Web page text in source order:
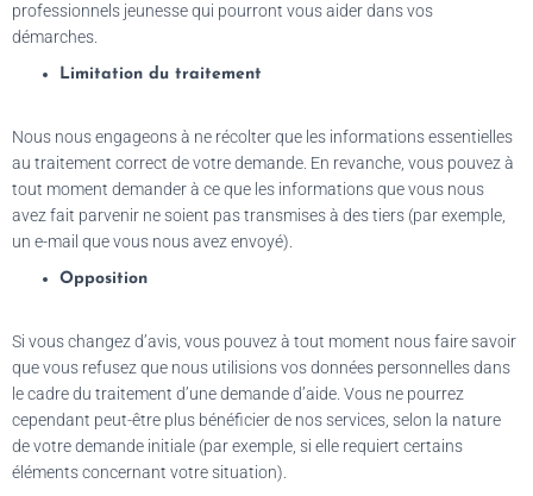
professionnels jeunesse qui pourront vous aider dans vos
démarches.
Limitation du traitement
Nous nous engageons à ne récolter que les informations essentielles
au traitement correct de votre demande. En revanche, vous pouvez à
tout moment demander à ce que les informations que vous nous
avez fait parvenir ne soient pas transmises à des tiers (par exemple,
un e-mail que vous nous avez envoyé).
Opposition
Si vous changez d’avis, vous pouvez à tout moment nous faire savoir
que vous refusez que nous utilisions vos données personnelles dans
le cadre du traitement d’une demande d’aide. Vous ne pourrez
cependant peut-être plus bénéficier de nos services, selon la nature
de votre demande initiale (par exemple, si elle requiert certains
éléments concernant votre situation).